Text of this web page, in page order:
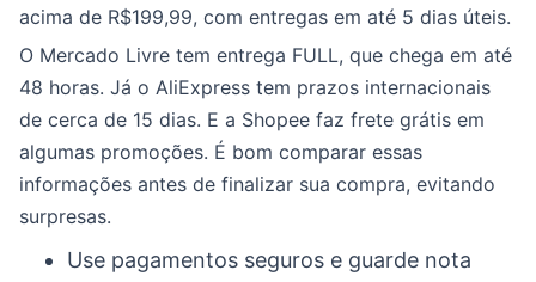
acima de R$199,99, com entregas em até 5 dias úteis.
O Mercado Livre tem entrega FULL, que chega em até
48 horas. Já o AliExpress tem prazos internacionais
de cerca de 15 dias. E a Shopee faz frete grátis em
algumas promoções. É bom comparar essas
informações antes de finalizar sua compra, evitando
surpresas.
Use pagamentos seguros e guarde nota